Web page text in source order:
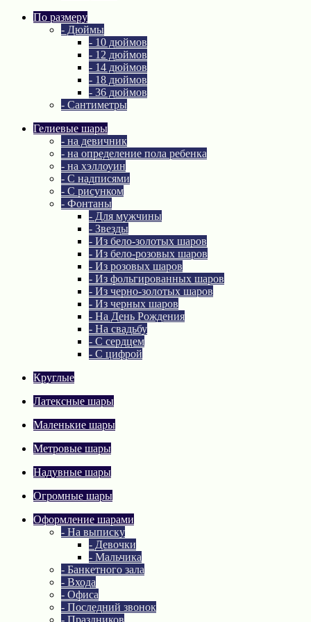
По размеру
- Дюймы
- 10 дюймов
- 12 дюймов
- 14 дюймов
- 18 дюймов
- 36 дюймов
- Сантиметры
Гелиевые шары
- на девичник
- на определение пола ребенка
- на хэллоуин
- С надписями
- С рисунком
- Фонтаны
- Для мужчины
- Звезды
- Из бело-золотых шаров
- Из бело-розовых шаров
- Из розовых шаров
- Из фольгированных шаров
- Из черно-золотых шаров
- Из черных шаров
- На День Рождения
- На свадьбу
- С сердцем
- С цифрой
Круглые
Латексные шары
Маленькие шары
Метровые шары
Надувные шары
Огромные шары
Оформление шарами
- На выписку
- Девочки
- Мальчика
- Банкетного зала
- Входа
- Офиса
- Последний звонок
- Праздников